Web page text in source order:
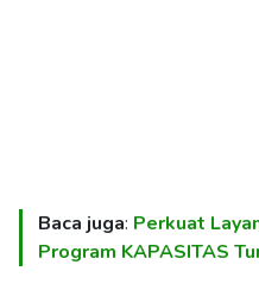
Baca juga: Perkuat
Program KAPASITAS